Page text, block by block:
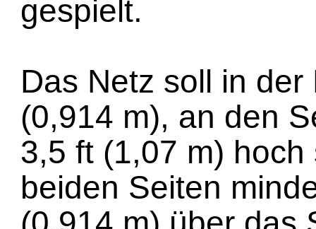
gespielt.
Das Netz soll in der
(0,914 m), an den
3,5 ft (1,07 m)
beiden Seiten